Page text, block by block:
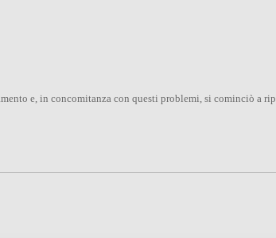
e, in concomitanza con questi problemi, si cominciò a